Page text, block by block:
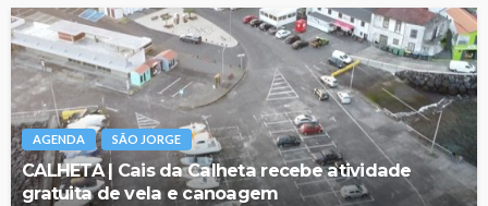
AGENDA SÃO JORGE
CALHETA | Cais da Calheta recebe atividade
gratuita de vela e canoagem